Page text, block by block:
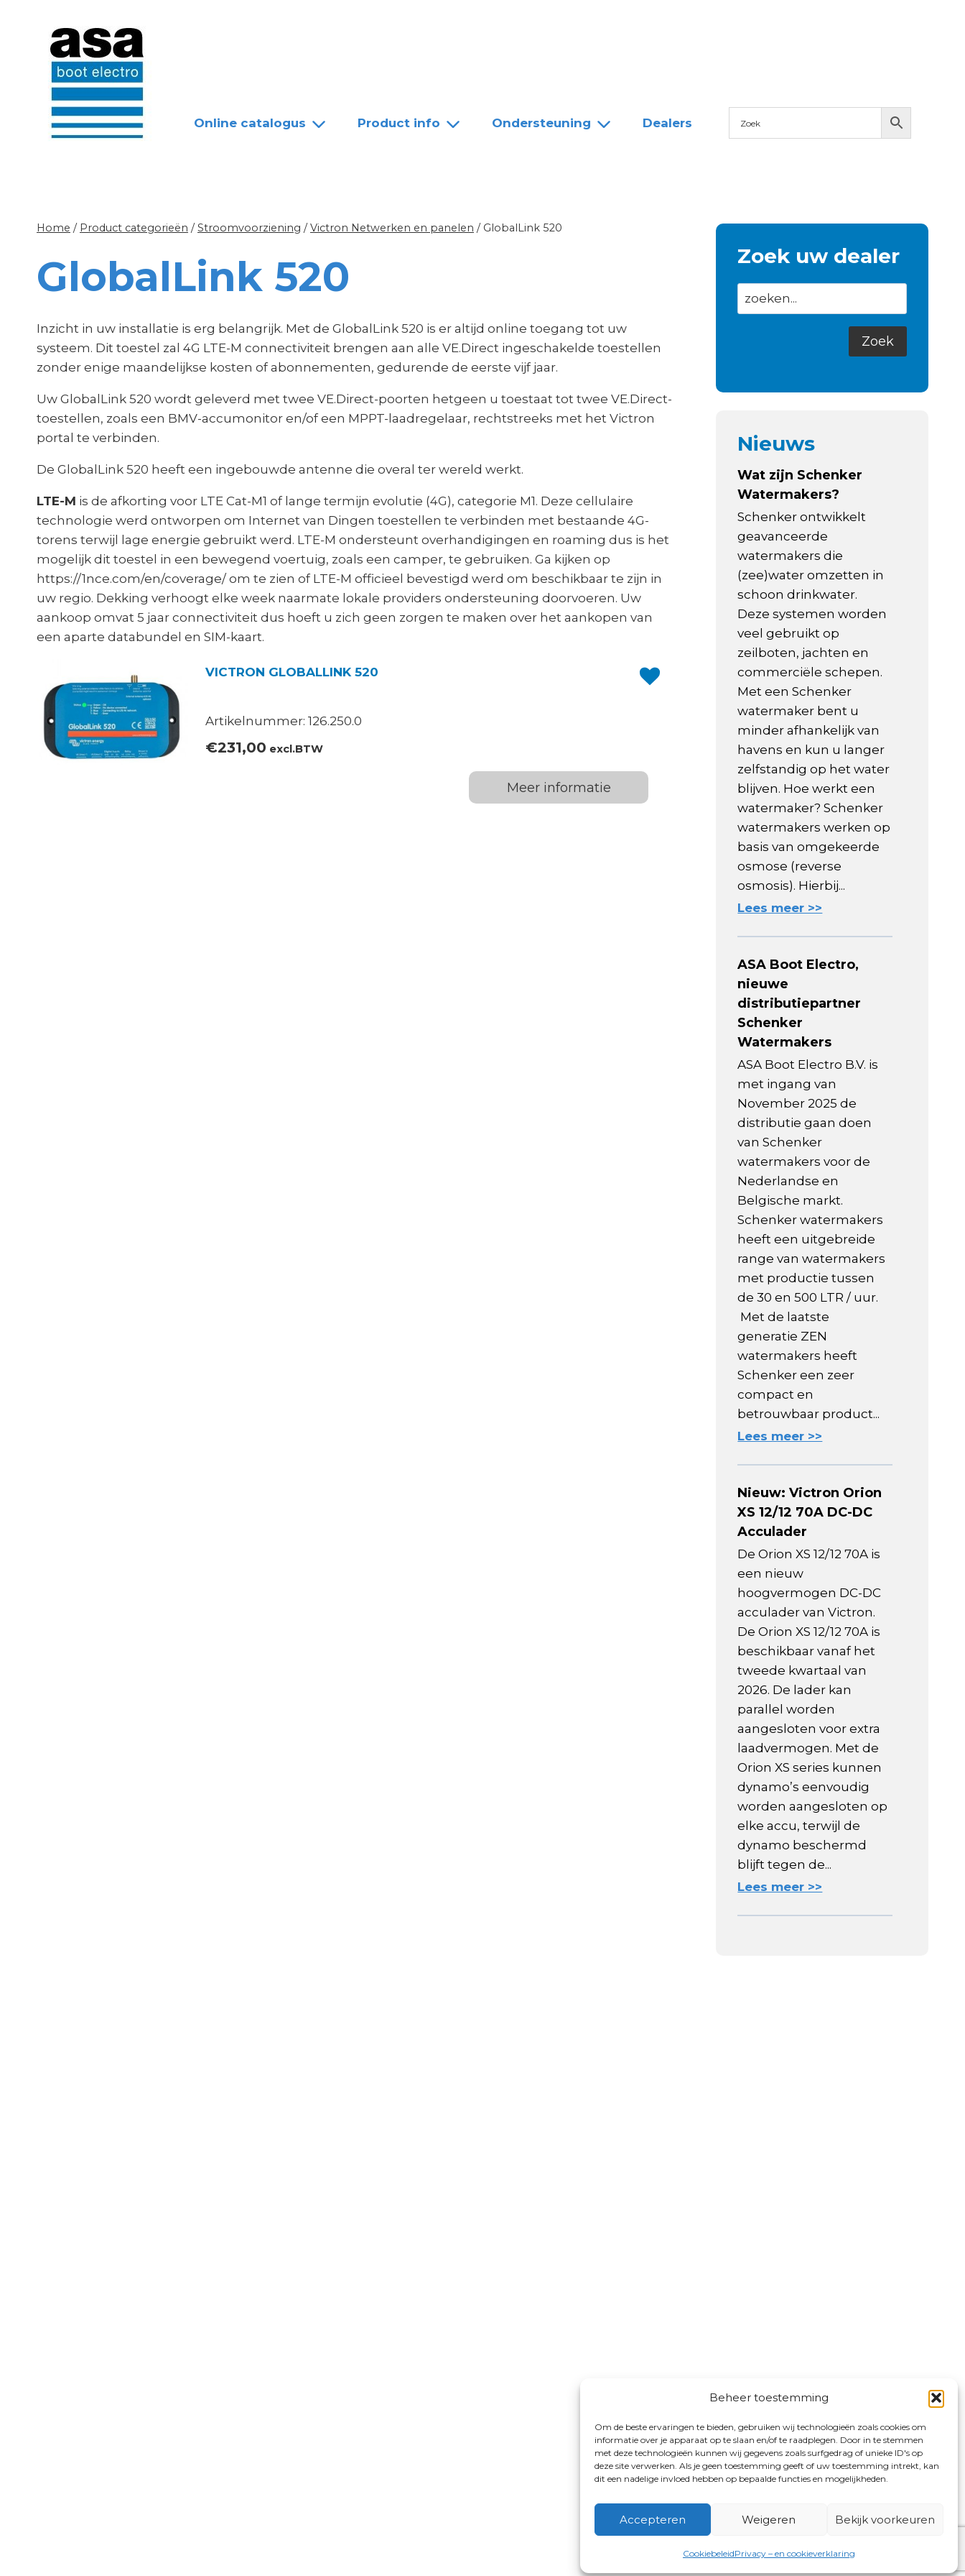
Beheer toestemming
Om de beste ervaringen te bieden, gebruiken wij technologieën zoals cookies om
informatie over je apparaat op te slaan en/of te raadplegen. Door in te stemmen
met deze technologieën kunnen wij gegevens zoals surfgedrag of unieke ID's op
deze site verwerken. Als je geen toestemming geeft of uw toestemming intrekt, kan
dit een nadelige invloed hebben op bepaalde functies en mogelijkheden.
Accepteren Weigeren Bekijk voorkeuren
CookiebeleidPrivacy – en cookieverklaring
Online catalogus Product info Ondersteuning Dealers
Home / Product categorieën / Stroomvoorziening / Victron Netwerken en panelen / GlobalLink 520
GlobalLink 520
Inzicht in uw installatie is erg belangrijk. Met de GlobalLink 520 is er altijd online toegang tot uw
systeem. Dit toestel zal 4G LTE-M connectiviteit brengen aan alle VE.Direct ingeschakelde toestellen
zonder enige maandelijkse kosten of abonnementen, gedurende de eerste vijf jaar.
Uw GlobalLink 520 wordt geleverd met twee VE.Direct-poorten hetgeen u toestaat tot twee VE.Direct-
toestellen, zoals een BMV-accumonitor en/of een MPPT-laadregelaar, rechtstreeks met het Victron
portal te verbinden.
De GlobalLink 520 heeft een ingebouwde antenne die overal ter wereld werkt.
LTE-M is de afkorting voor LTE Cat-M1 of lange termijn evolutie (4G), categorie M1. Deze cellulaire
technologie werd ontworpen om Internet van Dingen toestellen te verbinden met bestaande 4G-
torens terwijl lage energie gebruikt werd. LTE-M ondersteunt overhandigingen en roaming dus is het
mogelijk dit toestel in een bewegend voertuig, zoals een camper, te gebruiken. Ga kijken op
https://1nce.com/en/coverage/ om te zien of LTE-M officieel bevestigd werd om beschikbaar te zijn in
uw regio. Dekking verhoogt elke week naarmate lokale providers ondersteuning doorvoeren. Uw
aankoop omvat 5 jaar connectiviteit dus hoeft u zich geen zorgen te maken over het aankopen van
een aparte databundel en SIM-kaart.
VICTRON GLOBALLINK 520
Artikelnummer: 126.250.0
€231,00 excl.BTW
Meer informatie
Zoek uw dealer
Nieuws
Wat zijn Schenker
Watermakers?
Schenker ontwikkelt
geavanceerde
watermakers die
(zee)water omzetten in
schoon drinkwater.
Deze systemen worden
veel gebruikt op
zeilboten, jachten en
commerciële schepen.
Met een Schenker
watermaker bent u
minder afhankelijk van
havens en kun u langer
zelfstandig op het water
blijven. Hoe werkt een
watermaker? Schenker
watermakers werken op
basis van omgekeerde
osmose (reverse
osmosis). Hierbij...
Lees meer >>
ASA Boot Electro,
nieuwe
distributiepartner
Schenker
Watermakers
ASA Boot Electro B.V. is
met ingang van
November 2025 de
distributie gaan doen
van Schenker
watermakers voor de
Nederlandse en
Belgische markt.
Schenker watermakers
heeft een uitgebreide
range van watermakers
met productie tussen
de 30 en 500 LTR / uur.
Met de laatste
generatie ZEN
watermakers heeft
Schenker een zeer
compact en
betrouwbaar product...
Lees meer >>
Nieuw: Victron Orion
XS 12/12 70A DC-DC
Acculader
De Orion XS 12/12 70A is
een nieuw
hoogvermogen DC-DC
acculader van Victron.
De Orion XS 12/12 70A is
beschikbaar vanaf het
tweede kwartaal van
2026. De lader kan
parallel worden
aangesloten voor extra
laadvermogen. Met de
Orion XS series kunnen
dynamo’s eenvoudig
worden aangesloten op
elke accu, terwijl de
dynamo beschermd
blijft tegen de...
Lees meer >>